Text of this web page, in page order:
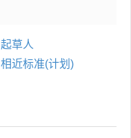
起草人
相近标准(计划)